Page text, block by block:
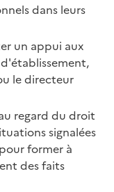
dans leurs
un appui aux
le directeur
regard du droit
signalées
former à
des faits